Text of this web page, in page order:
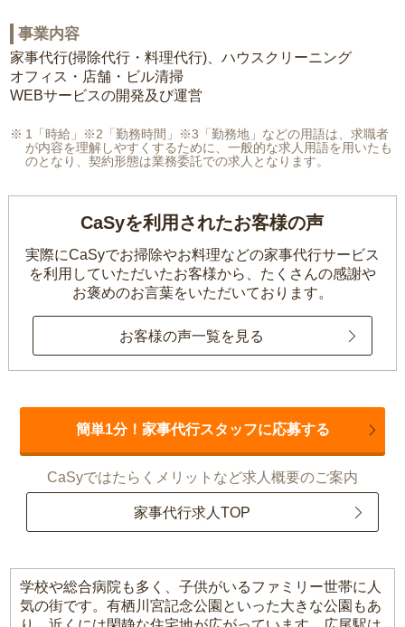
事業内容
家事代行(掃除代行・料理代行)、ハウスクリーニング
オフィス・店舗・ビル清掃
WEBサービスの開発及び運営
1「時給」※2「勤務時間」※3「勤務地」などの用語は、求職者
が内容を理解しやすくするために、一般的な求人用語を用いたも
のとなり、契約形態は業務委託での求人となります。
CaSyを利用されたお客様の声
実際にCaSyでお掃除やお料理などの家事代行サービス
を利用していただいたお客様から、 たくさんの感謝や
お褒めのお言葉をいただいております。
お客様の声一覧を見る
簡単1分！家事代行スタッフに応募する
CaSyではたらくメリットなど求人概要のご案内
家事代行求人TOP
学校や総合病院も多く、子供がいるファミリー世帯に人
気の街です。有栖川宮記念公園といった大きな公園もあ